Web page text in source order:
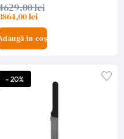
lei
lei
în coș
- 20%